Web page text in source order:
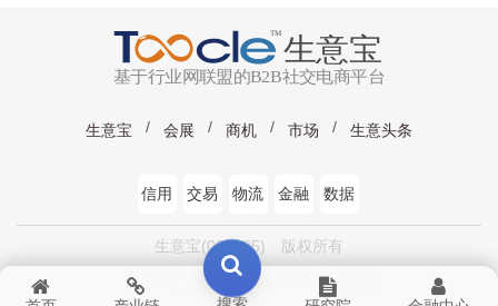
生意宝 会展 商机 市场 生意头条
信用 交易 物流 金融 数据
生意宝(002095) 版权所有
浙ICP证：浙B2-20090134
工商执照